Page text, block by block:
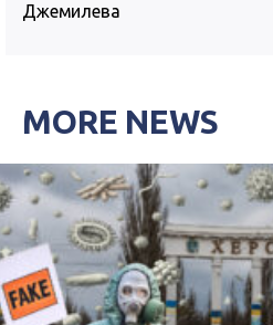
Джемилева
MORE NEWS